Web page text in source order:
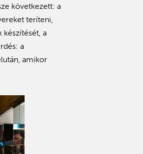
következett: a
teríteni,
készítését, a
a
amikor